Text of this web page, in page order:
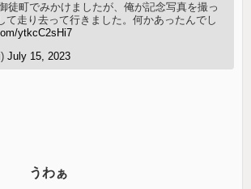
徒町でみかけましたが、俺が記念写真を撮っ
て走り去って行きました。何かあったんでし
ytkcC2sHi7
July 15, 2023
わぁ